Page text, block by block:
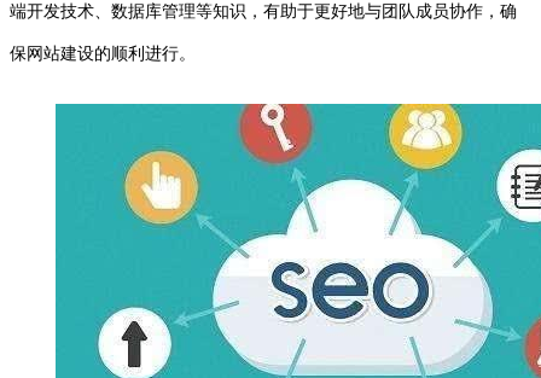
端开发技术、数据库管理等知识，有助于更好地与团队成员协作，确
保网站建设的顺利进行。